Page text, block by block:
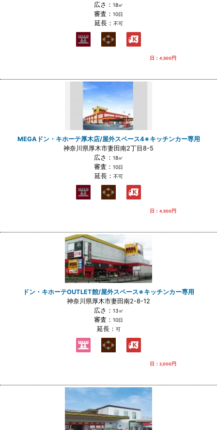
広さ： 18㎡
審査： 10日
延長： 不可
日： 4,500円
MEGAドン・キホーテ厚木店/屋外スペース4※キッチンカー専用
神奈川県厚木市妻田南2丁目8-5
広さ： 18㎡
審査： 10日
延長： 不可
日： 4,500円
ドン・キホーテOUTLET館/屋外スペース※キッチンカー専用
神奈川県厚木市妻田南2-8-12
広さ： 13㎡
審査： 10日
延長： 可
日： 2,000円